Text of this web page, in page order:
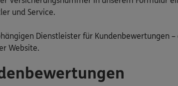
und Service.
Dienstleister für Kundenbewertungen –
Website.